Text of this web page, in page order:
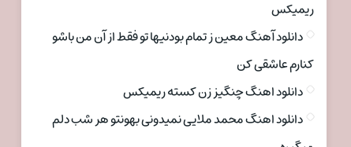
ریمیکس
دانلود آهنگ معین ز تمام بودنیها تو فقط از آن من باشو
کنارم عاشقی کن
دانلود اهنگ چنگیز زن کسته ریمیکس
دانلود اهنگ محمد ملایی نمیدونی بهونتو هر شب دلم